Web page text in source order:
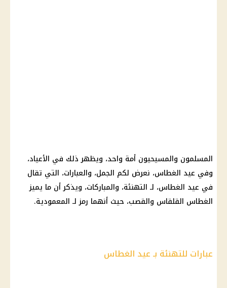
المسلمون والمسيحيون أمة واحد، ويظهر ذلك في الأعياد،
وفي عيد الغطاس، نعرض لكم الجمل، والعبارات، التي تقال
في عيد الغطاس، لـ التهنئة، والمباركات، ويذكر أن ما يميز
الغطاس القلقاس والقصب، حيث أنهما رمز لـ المعمودية.
عبارات للتهنئة بـ عيد الغطاس